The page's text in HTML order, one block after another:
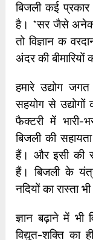
बिजली कई प्रकार
है। *सर जैसे अनेक
तो विज्ञान क
अंदर की बीमारियों
हमारे उद्योग
सहयोग से
फैक्टरी में भारी-
बिजली की
हैं। और इसी की
हैं। बिजली के
नदियों का रास्ता
ज्ञान बढ़ाने में भी
विद्युत-शक्ति का